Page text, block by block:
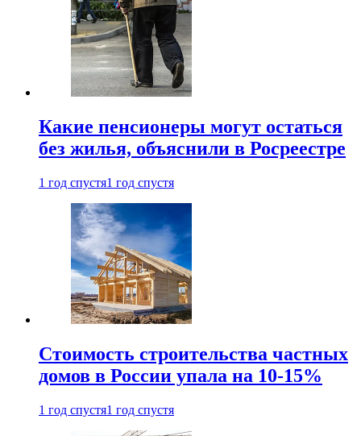
Какие пенсионеры могут остаться
без жилья, объяснили в Росреестре
1 год спустя1 год спустя
Стоимость строительства частных
домов в России упала на 10-15%
1 год спустя1 год спустя